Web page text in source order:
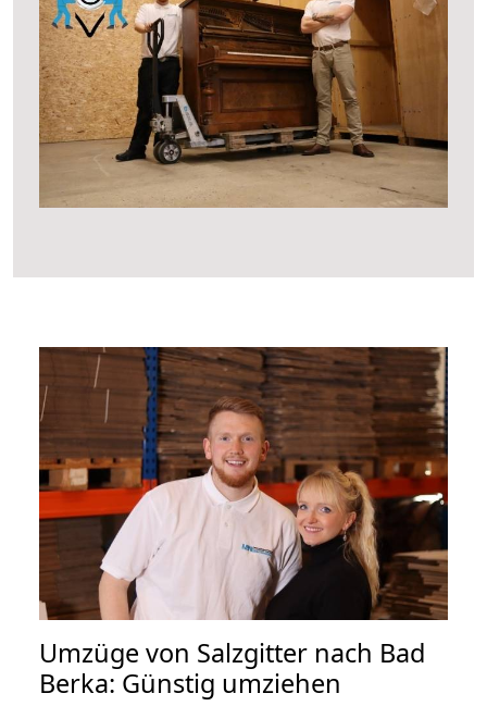
Umzüge von Salzgitter nach Bad
Berka: Günstig umziehen